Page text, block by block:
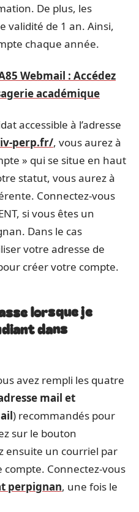
De plus, les
validité de 1 an. Ainsi,
chaque année.
Webmail : Accédez
académique
accessible à l’adresse
perp.fr/, vous aurez à
» qui se situe en haut
statut, vous aurez à
Connectez-vous
si vous êtes un
Dans le cas
votre adresse de
créer votre compte.
lorsque je
dans
avez rempli les quatre
mail et
) recommandés pour
sur le bouton
ensuite un courriel par
Connectez-vous
perpignan, une fois le